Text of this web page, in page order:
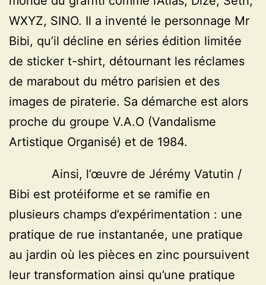
WXYZ, SINO. Il a inventé le personnage Mr
Bibi, qu’il décline en séries édition limitée
de sticker t-shirt, détournant les réclames
de marabout du métro parisien et des
images de piraterie. Sa démarche est alors
proche du groupe V.A.O (Vandalisme
Artistique Organisé) et de 1984.
Ainsi, l’œuvre de Jérémy Vatutin /
Bibi est protéiforme et se ramifie en
plusieurs champs d’expérimentation : une
pratique de rue instantanée, une pratique
au jardin où les pièces en zinc poursuivent
leur transformation ainsi qu’une pratique